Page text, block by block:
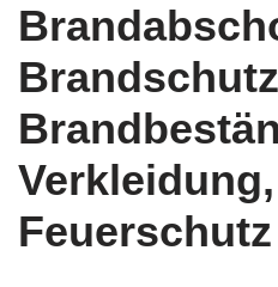
Verkleidung,
Feuerschutz